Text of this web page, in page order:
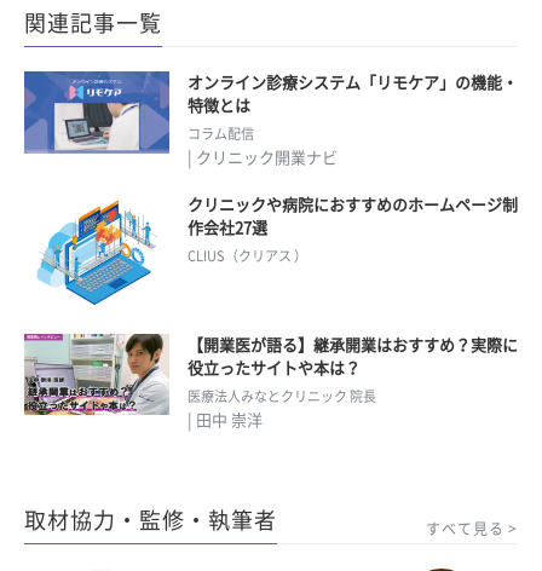
関連記事一覧
オンライン診療システム「リモケア」の機能・
特徴とは
コラム配信
| クリニック開業ナビ
クリニックや病院におすすめのホームページ制
作会社27選
CLIUS（クリアス ）
【開業医が語る】継承開業はおすすめ？実際に
役立ったサイトや本は？
医療法人みなとクリニック 院長
| 田中 崇洋
取材協力・監修・執筆者 すべて見る